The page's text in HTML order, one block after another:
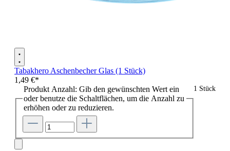
Tabakhero Aschenbecher Glas (1 Stück)
1,49 €*
1 Stück
Produkt Anzahl: Gib den gewünschten Wert ein
oder benutze die Schaltflächen, um die Anzahl zu
erhöhen oder zu reduzieren.